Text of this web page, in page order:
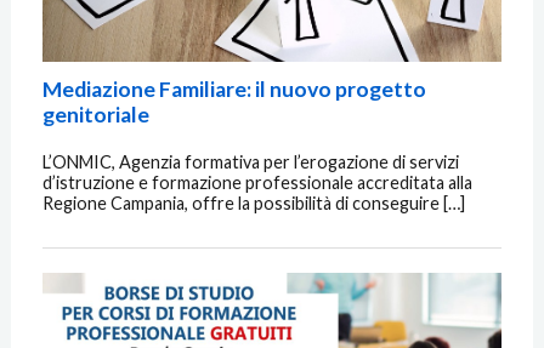
Mediazione Familiare: il nuovo progetto
genitoriale
L’ONMIC, Agenzia formativa per l’erogazione di servizi
d’istruzione e formazione professionale accreditata alla
Regione Campania, offre la possibilità di conseguire […]